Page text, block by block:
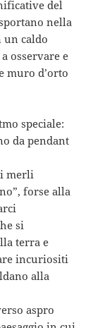
del
nella
caldo
osservare e
muro d’orto
speciale:
da pendant
merli
forse alla
si
terra e
incuriositi
alla
aspro